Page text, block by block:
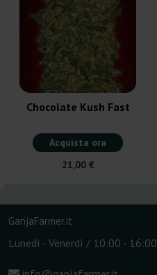
Chocolate Kush Fast
Acquista ora
21,00 €
GanjaFarmer.it
Lunedì - Venerdì / 10:00 - 16:00